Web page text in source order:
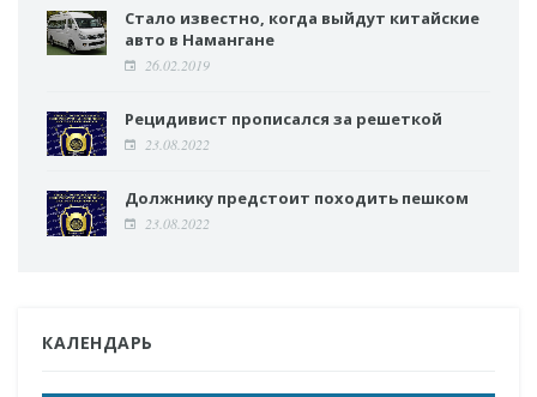
Стало известно, когда выйдут китайские
авто в Намангане
26.02.2019
Рецидивист прописался за решеткой
23.08.2022
Должнику предстоит походить пешком
23.08.2022
КАЛЕНДАРЬ